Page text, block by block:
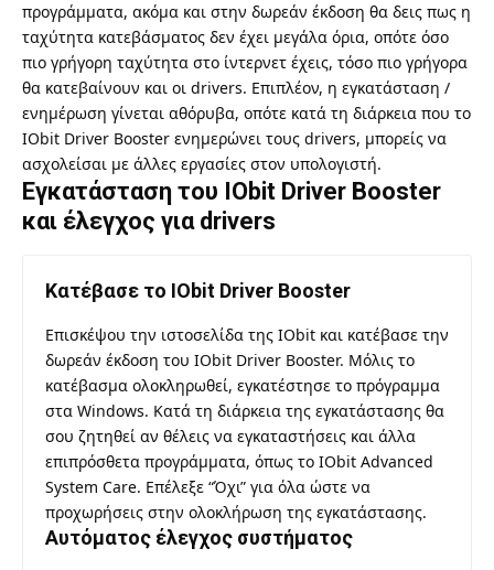
προγράμματα, ακόμα και στην δωρεάν έκδοση θα δεις πως η
ταχύτητα κατεβάσματος δεν έχει μεγάλα όρια, οπότε όσο
πιο γρήγορη ταχύτητα στο ίντερνετ έχεις, τόσο πιο γρήγορα
θα κατεβαίνουν και οι drivers. Επιπλέον, η εγκατάσταση /
ενημέρωση γίνεται αθόρυβα, οπότε κατά τη διάρκεια που το
IObit Driver Booster ενημερώνει τους drivers, μπορείς να
ασχολείσαι με άλλες εργασίες στον υπολογιστή.
Εγκατάσταση του IObit Driver Booster
και έλεγχος για drivers
Κατέβασε το IObit Driver Booster
Επισκέψου την ιστοσελίδα της IObit και κατέβασε την
δωρεάν έκδοση του IObit Driver Booster. Μόλις το
κατέβασμα ολοκληρωθεί, εγκατέστησε το πρόγραμμα
στα Windows. Κατά τη διάρκεια της εγκατάστασης θα
σου ζητηθεί αν θέλεις να εγκαταστήσεις και άλλα
επιπρόσθετα προγράμματα, όπως το IObit Advanced
System Care. Επέλεξε “Όχι” για όλα ώστε να
προχωρήσεις στην ολοκλήρωση της εγκατάστασης.
Αυτόματος έλεγχος συστήματος